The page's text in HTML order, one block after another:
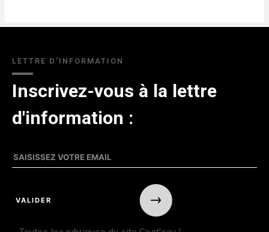
LETTRE D'INFORMATION
Inscrivez-vous à la lettre
d'information :